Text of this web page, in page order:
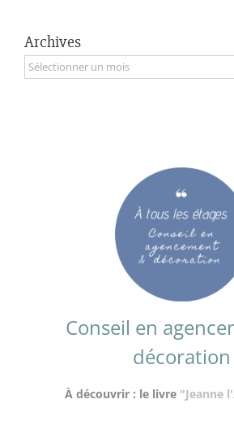
Archives
Archives
Conseil en
décoration
À découvrir : le livre "Jeanne